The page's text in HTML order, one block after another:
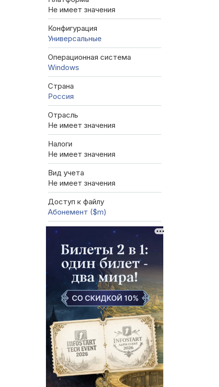
Не имеет значения
Конфигурация
Универсальные
Операционная система
Windows
Страна
Россия
Отрасль
Не имеет значения
Налоги
Не имеет значения
Вид учета
Не имеет значения
Доступ к файлу
Абонемент ($m)